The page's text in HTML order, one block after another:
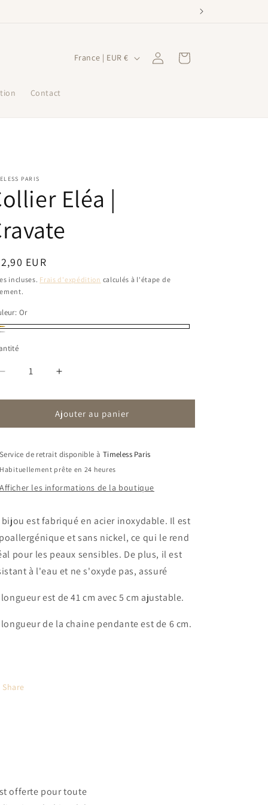
Contact
i
France | EUR € Connexion Panier
PARIS
Eléa |
EUR
incluses. Frais d'expédition calculés à l'étape de
Or
Réduire
quantité
Collier
|
Cravate
Augmenter
quantité
de
Collier
|
Cravate
Ajouter au panier
Service de retrait disponible à Timeless Paris
Habituellement prête en 24 heures
Afficher les informations de la boutique
bijou est fabriqué en acier inoxydable. Il est
et sans nickel, ce qui le rend
pour les peaux sensibles. De plus, il est
à l'eau et ne s'oxyde pas, assuré
longueur est de 41 cm avec 5 cm ajustable.
longueur de la chaine pendante est de 6 cm.
Share
offerte pour toute